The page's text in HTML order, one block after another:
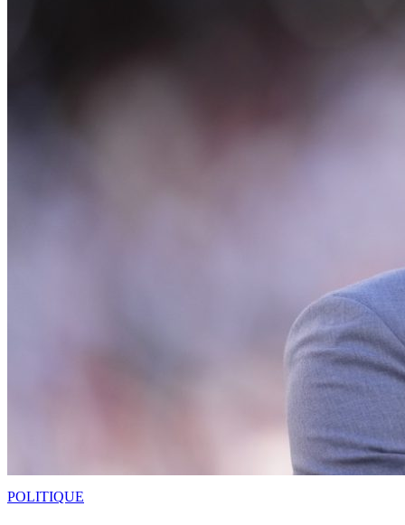
POLITIQUE